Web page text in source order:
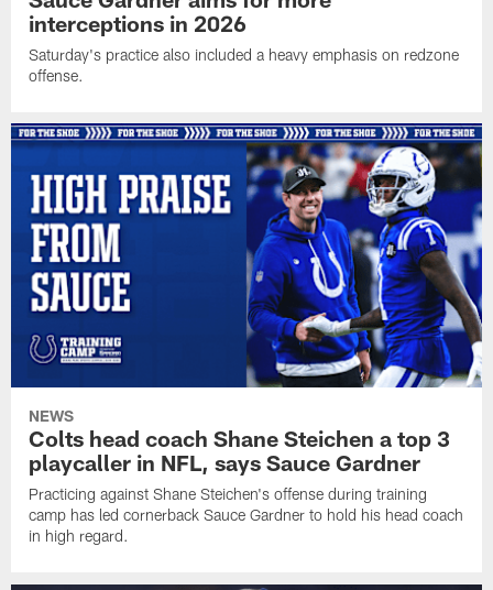
interceptions in 2026
Saturday's practice also included a heavy emphasis on redzone
offense.
NEWS
Colts head coach Shane Steichen a top 3
playcaller in NFL, says Sauce Gardner
Practicing against Shane Steichen's offense during training
camp has led cornerback Sauce Gardner to hold his head coach
in high regard.